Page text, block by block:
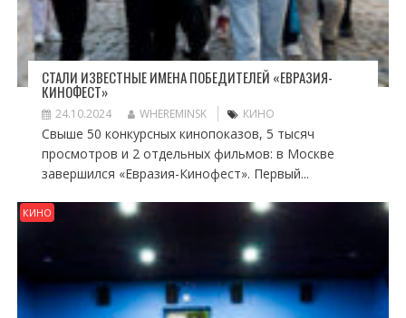
СТАЛИ ИЗВЕСТНЫЕ ИМЕНА ПОБЕДИТЕЛЕЙ «ЕВРАЗИЯ-
КИНОФЕСТ»
24.10.2024 WHEREMINSK КИНО
Свыше 50 конкурсных кинопоказов, 5 тысяч
просмотров и 2 отдельных фильмов: в Москве
завершился «Евразия-Кинофест». Первый...
КИНО